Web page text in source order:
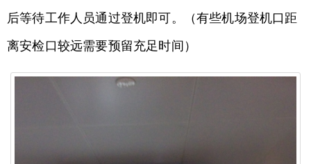
后等待工作人员通过登机即可。（有些机场登机口距
离安检口较远需要预留充足时间）